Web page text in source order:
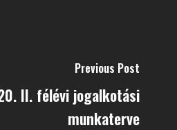
Previous Post
II. félévi jogalkotási
munkaterve